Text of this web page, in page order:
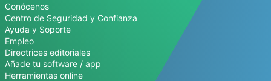
Conócenos
Centro de Seguridad y Confianza
Ayuda y Soporte
Empleo
Directrices editoriales
Añade tu software / app
Herramientas online